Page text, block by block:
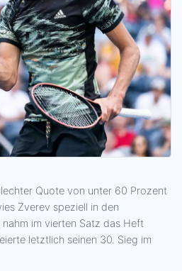
Quote von unter 60 Prozent
Zverev speziell in den
nahm im vierten Satz das Heft
letztlich seinen 30. Sieg im